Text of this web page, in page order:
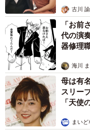
服装・身だしなみの仕事へ
続けて、「服装・身
ころ、「服装・身だ
が上がる」と答えた割
ると66.0％で全体より
身だしなみが自由であ
がると思う」では、全
古川
「お前
代の演
器修理
海川
母は有
スリー
「天使
まい